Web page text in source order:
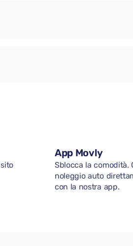
App Movly
Sblocca la comodità.
noleggio auto
con la nostra app.